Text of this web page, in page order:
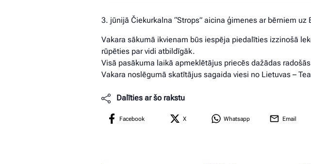
3. jūnijā Čiekurkalna “Strops” aicina ģimenes ar bērniem uz
Vakara sākumā ikvienam būs iespēja piedalīties izzinošā
rūpēties par vidi atbildīgāk.
Visā pasākuma laikā apmeklētājus priecēs dažādas
Vakara noslēgumā skatītājus sagaida viesi no Lietuvas –
Dalīties ar šo rakstu
Facebook X Whatsapp Email